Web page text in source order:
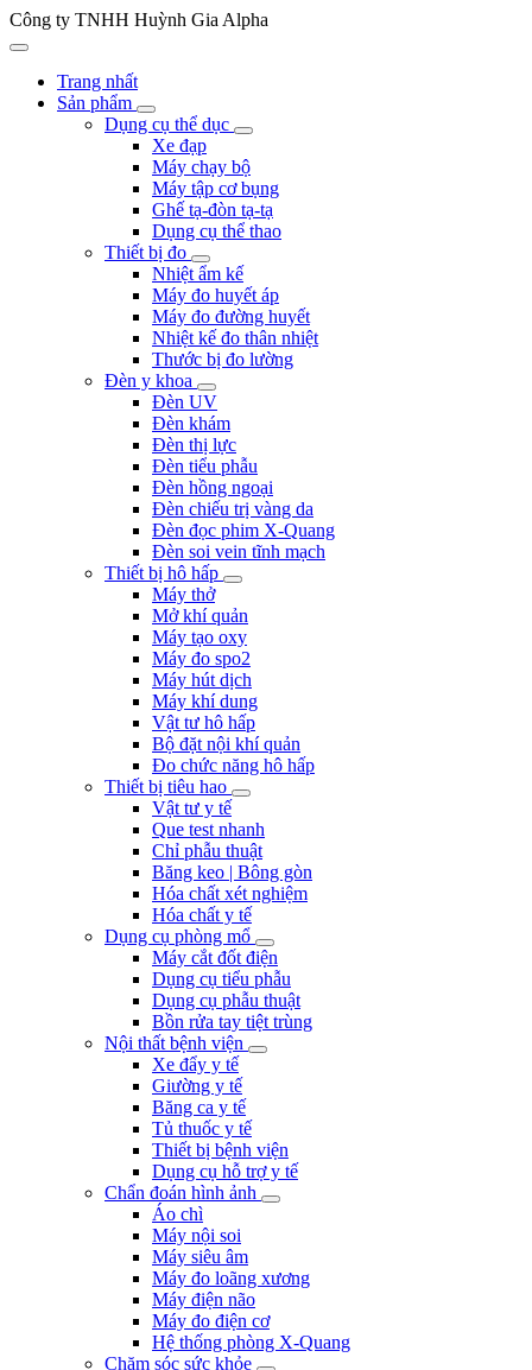
Công ty TNHH Huỳnh Gia Alpha
Trang nhất
Sản phẩm
Dụng cụ thể dục
Xe đạp
Máy chạy bộ
Máy tập cơ bụng
Ghế tạ-đòn tạ-tạ
Dụng cụ thể thao
Thiết bị đo
Nhiệt ẩm kế
Máy đo huyết áp
Máy đo đường huyết
Nhiệt kế đo thân nhiệt
Thước bị đo lường
Đèn y khoa
Đèn UV
Đèn khám
Đèn thị lực
Đèn tiểu phẫu
Đèn hồng ngoại
Đèn chiếu trị vàng da
Đèn đọc phim X-Quang
Đèn soi vein tĩnh mạch
Thiết bị hô hấp
Máy thở
Mở khí quản
Máy tạo oxy
Máy đo spo2
Máy hút dịch
Máy khí dung
Vật tư hô hấp
Bộ đặt nội khí quản
Đo chức năng hô hấp
Thiết bị tiêu hao
Vật tư y tế
Que test nhanh
Chỉ phẫu thuật
Băng keo | Bông gòn
Hóa chất xét nghiệm
Hóa chất y tế
Dụng cụ phòng mổ
Máy cắt đốt điện
Dụng cụ tiểu phẫu
Dụng cụ phẫu thuật
Bồn rửa tay tiệt trùng
Nội thất bệnh viện
Xe đẩy y tế
Giường y tế
Băng ca y tế
Tủ thuốc y tế
Thiết bị bệnh viện
Dụng cụ hỗ trợ y tế
Chẩn đoán hình ảnh
Áo chì
Máy nội soi
Máy siêu âm
Máy đo loãng xương
Máy điện não
Máy đo điện cơ
Hệ thống phòng X-Quang
Chăm sóc sức khỏe